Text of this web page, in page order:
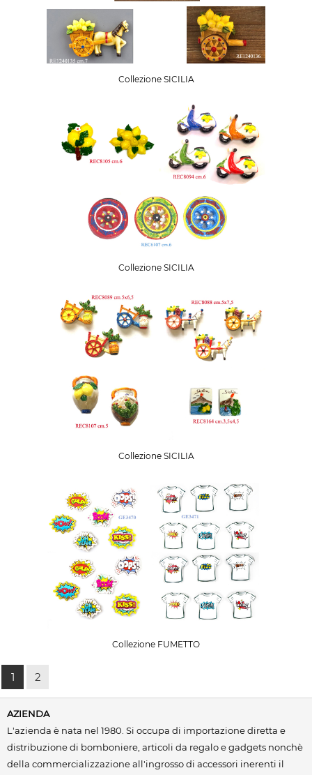
Collezione SICILIA
Collezione SICILIA
Collezione SICILIA
Collezione FUMETTO
1 2
AZIENDA
L'azienda è nata nel 1980. Si occupa di importazione diretta e
distribuzione di bomboniere, articoli da regalo e gadgets nonchè
della commercializzazione all'ingrosso di accessori inerenti il